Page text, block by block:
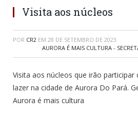
Visita aos núcleos
POR CR2 EM 28 DE SETEMBRO DE 2023
AURORA É MAIS CULTURA -
Visita aos núcleos que irão
lazer na cidade de Aurora Do Pará.
Aurora é mais cultura